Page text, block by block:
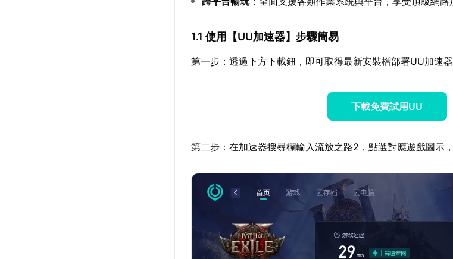
1.1 使用【UU加速器】步驟簡易
第一步：透過下方下載鈕，即可取得最新安裝檔部署UU加速器
下載免費試用UU
第二步：在加速器搜尋欄輸入流放之路2，點選對應遊戲圖示